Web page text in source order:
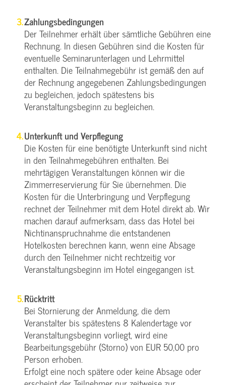
Zahlungsbedingungen
Der Teilnehmer erhält über sämtliche Gebühren eine
Rechnung. In diesen Gebühren sind die Kosten für
eventuelle Seminarunterlagen und Lehrmittel
enthalten. Die Teilnahmegebühr ist gemäß den auf
der Rechnung angegebenen Zahlungsbedingungen
zu begleichen, jedoch spätestens bis
Veranstaltungsbeginn zu begleichen.
Unterkunft und Verpflegung
Die Kosten für eine benötigte Unterkunft sind nicht
in den Teilnahmegebühren enthalten. Bei
mehrtägigen Veranstaltungen können wir die
Zimmerreservierung für Sie übernehmen. Die
Kosten für die Unterbringung und Verpflegung
rechnet der Teilnehmer mit dem Hotel direkt ab. Wir
machen darauf aufmerksam, dass das Hotel bei
Nichtinanspruchnahme die entstandenen
Hotelkosten berechnen kann, wenn eine Absage
durch den Teilnehmer nicht rechtzeitig vor
Veranstaltungsbeginn im Hotel eingegangen ist.
Rücktritt
Bei Stornierung der Anmeldung, die dem
Veranstalter bis spätestens 8 Kalendertage vor
Veranstaltungsbeginn vorliegt, wird eine
Bearbeitungsgebühr (Storno) von EUR 50,00 pro
Person erhoben.
Erfolgt eine noch spätere oder keine Absage oder